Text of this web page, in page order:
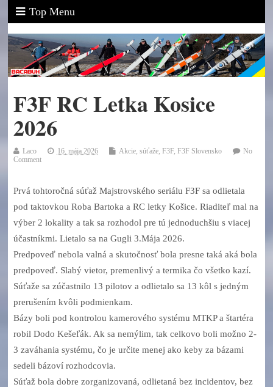
Top Menu
F3F RC Letka Kosice
2026
Laco 16. mája 2026 Akcie, súťaže, F3F, F3F Slovensko
No
Comment
Prvá tohtoročná súťaž Majstrovského seriálu F3F sa odlietala
pod taktovkou Roba Bartoka a RC letky Košice. Riaditeľ mal na
výber 2 lokality a tak sa rozhodol pre tú jednoduchšiu s viacej
účastníkmi. Lietalo sa na Gugli 3.Mája 2026.
Predpoveď nebola valná a skutočnosť bola presne taká aká bola
predpoveď. Slabý vietor, premenlivý a termika čo všetko kazí.
Súťaže sa zúčastnilo 13 pilotov a odlietalo sa 13 kôl s jedným
prerušením kvôli podmienkam.
Bázy boli pod kontrolou kamerového systému MTKP a štartéra
robil Dodo Kešeľák. Ak sa nemýlim, tak celkovo boli možno 2-
3 zaváhania systému, čo je určite menej ako keby za bázami
sedeli bázoví rozhodcovia.
Súťaž bola dobre zorganizovaná, odlietaná bez incidentov, bez